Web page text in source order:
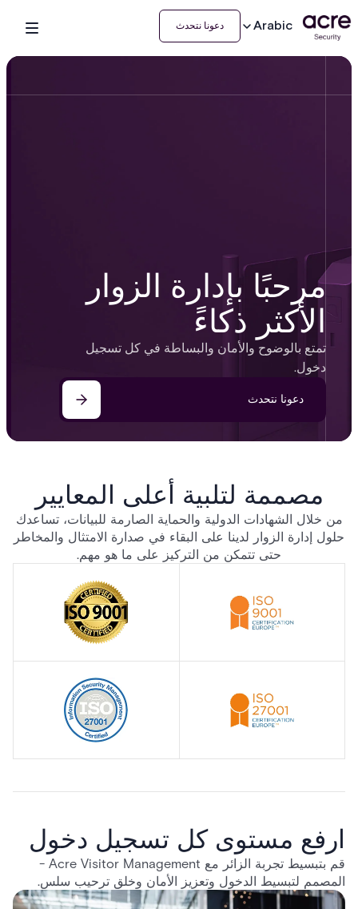
Arabic دعونا نتحدث
مرحبًا بإدارة الزوار
الأكثر ذكاءً
تمتع بالوضوح والأمان والبساطة في كل تسجيل
دخول.
دعونا نتحدث
مصممة لتلبية أعلى المعايير
من خلال الشهادات الدولية والحماية الصارمة للبيانات، تساعدك
حلول إدارة الزوار لدينا على البقاء في صدارة الامتثال والمخاطر
حتى تتمكن من التركيز على ما هو مهم.
ارفع مستوى كل تسجيل دخول
قم بتبسيط تجربة الزائر مع Acre Visitor Management -
المصمم لتبسيط الدخول وتعزيز الأمان وخلق ترحيب سلس.